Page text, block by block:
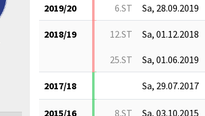
2019/20 6.ST Sa, 28.09.2019
2018/19 12.ST Sa, 01.12.2018
25.ST Sa, 01.06.2019
2017/18 Sa, 29.07.2017
2015/16 8.ST Sa, 03.10.2015